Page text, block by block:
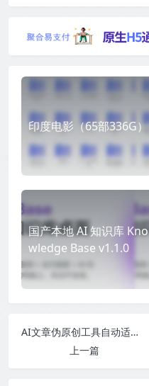
印度电影（65部336G）
国产本地 AI 知识库 Kno
wledge Base v1.1.0
AI文章伪原创工具自动适应版单页html源码
上一篇